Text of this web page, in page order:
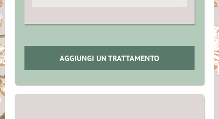
AGGIUNGI UN TRATTAMENTO